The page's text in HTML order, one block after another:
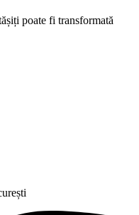
poate fi transformată